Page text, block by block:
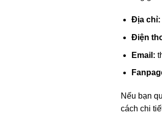
Địa chỉ:
Điện
Email:
Nếu bạn
cách chi